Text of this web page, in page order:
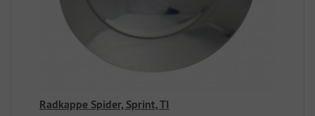
Radkappe Spider, Sprint, TI